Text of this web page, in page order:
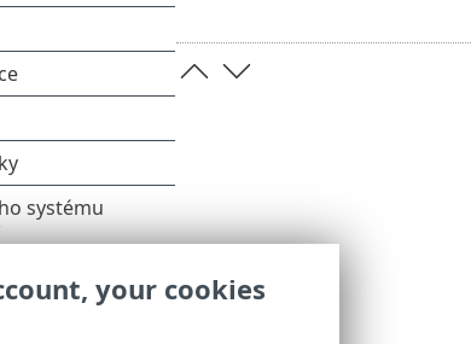
your cookies